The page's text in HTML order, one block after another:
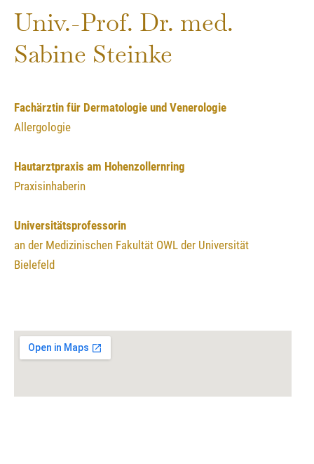
Univ.-Prof. Dr. med.
Sabine Steinke
Fachärztin für Dermatologie und Venerologie
Allergologie
Hautarztpraxis am Hohenzollernring
Praxisinhaberin
Universitätsprofessorin
an der Medizinischen Fakultät OWL der Universität
Bielefeld